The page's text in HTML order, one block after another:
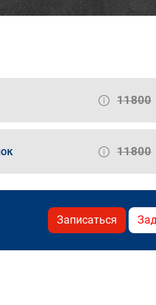
11800
11800
Записаться